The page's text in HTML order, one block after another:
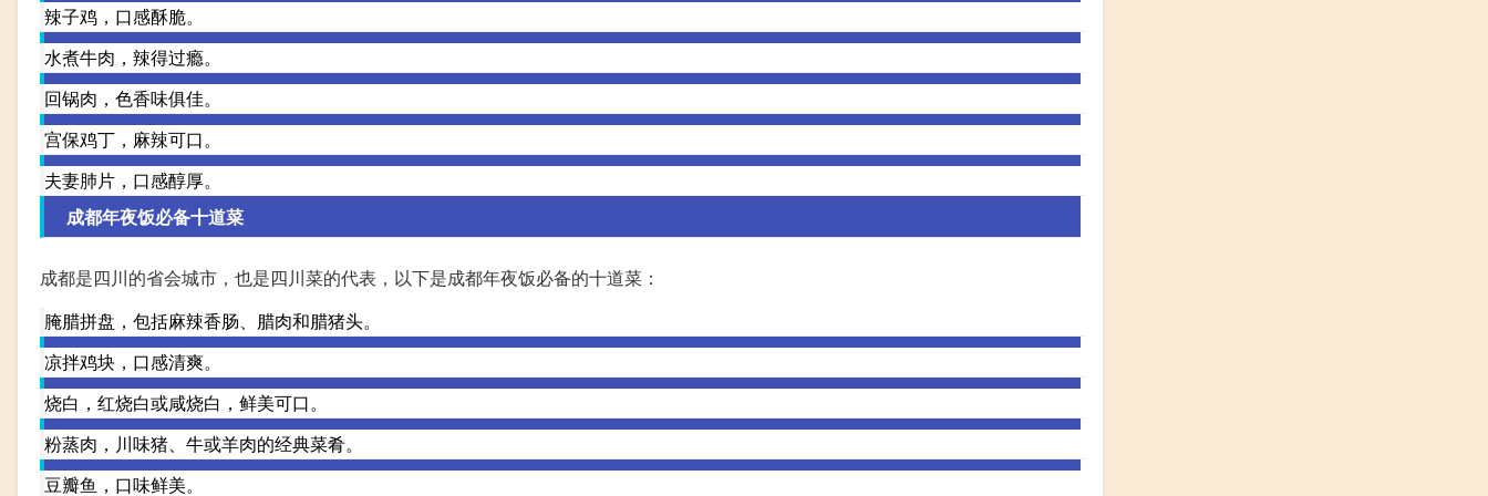
辣子鸡，口感酥脆。
水煮牛肉，辣得过瘾。
回锅肉，色香味俱佳。
宫保鸡丁，麻辣可口。
夫妻肺片，口感醇厚。
成都年夜饭必备十道菜
成都是四川的省会城市，也是四川菜的代表，以下是成都年夜饭必备的十道菜：
腌腊拼盘，包括麻辣香肠、腊肉和腊猪头。
凉拌鸡块，口感清爽。
烧白，红烧白或咸烧白，鲜美可口。
粉蒸肉，川味猪、牛或羊肉的经典菜肴。
豆瓣鱼，口味鲜美。